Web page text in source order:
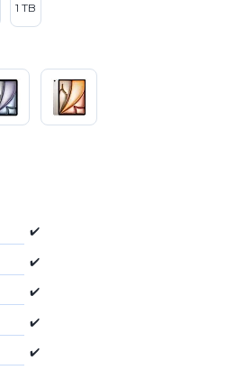
1 TB
✔️
✔️
✔️
✔️
✔️